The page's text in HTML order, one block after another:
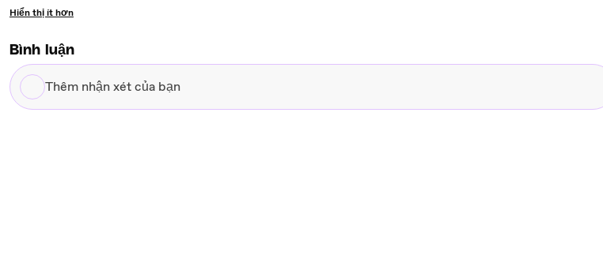
Hiển thị ít hơn
Bình luận
Thêm
nhận